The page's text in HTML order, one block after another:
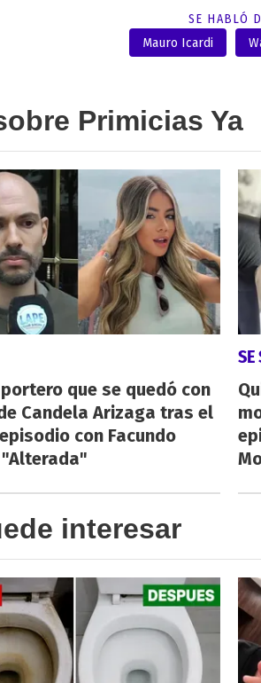
SE HABLÓ
Mauro Icardi
Primicias Ya
que se quedó con
Candela Arizaga tras el
con Facundo
SE
interesar